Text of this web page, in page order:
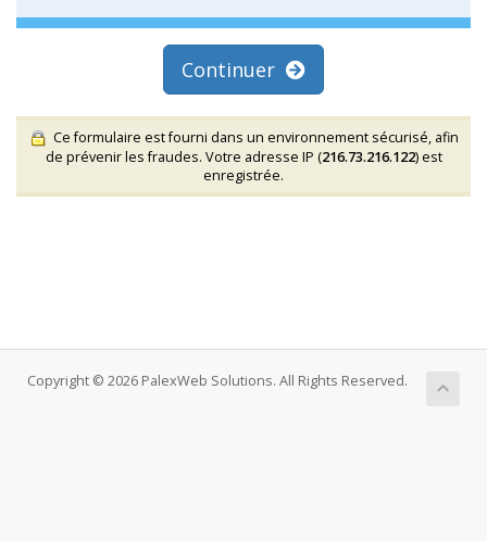
Continuer
Ce formulaire est fourni dans un environnement sécurisé, afin
de prévenir les fraudes. Votre adresse IP (216.73.216.122) est
enregistrée.
Copyright © 2026 PalexWeb Solutions. All Rights Reserved.